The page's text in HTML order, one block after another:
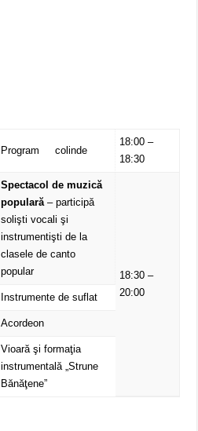
Program colinde
18:00 –
18:30
Spectacol de muzică
populară – participă
solişti vocali şi
instrumentişti de la
clasele de canto
popular
18:30 –
20:00
Instrumente de suflat
Acordeon
Vioară şi formaţia
instrumentală „Strune
Bănăţene”